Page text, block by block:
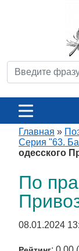
Главная »
Серия "63.
одесского
По
08.01.2024